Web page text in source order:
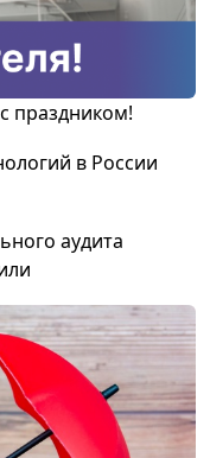
праздником!
в России
аудита